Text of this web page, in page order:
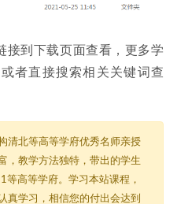
接到下载页面查看，更多学
者直接搜索相关关键词查
清北等高等学府优秀名师亲授
，教学方法独特，带出的学生
高等学府。学习本站课程，
真学习，相信您的付出会达到